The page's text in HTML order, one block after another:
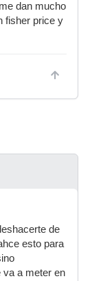
dan mucho
fisher price y
de
esto para
va a meter en